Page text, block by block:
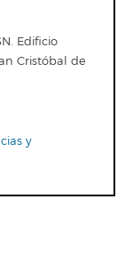
Edificio
Cristóbal de
y